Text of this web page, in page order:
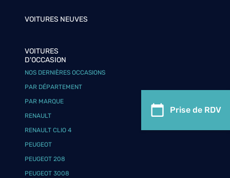
Prise de RDV
VOITURES NEUVES
VOITURES
D'OCCASION
NOS DERNIÈRES OCCASIONS
PAR DÉPARTEMENT
PAR MARQUE
RENAULT
RENAULT CLIO 4
PEUGEOT
PEUGEOT 208
PEUGEOT 3008